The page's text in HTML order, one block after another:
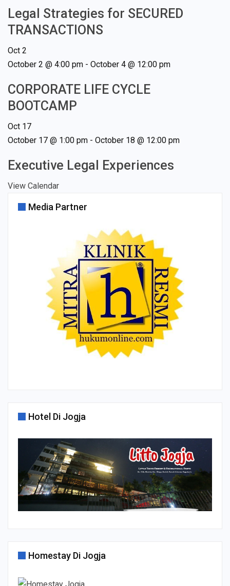
Legal Strategies for SECURED
TRANSACTIONS
Oct 2
October 2 @ 4:00 pm - October 4 @ 12:00 pm
CORPORATE LIFE CYCLE
BOOTCAMP
Oct 17
October 17 @ 1:00 pm - October 18 @ 12:00 pm
Executive Legal Experiences
View Calendar
Media Partner
Hotel Di Jogja
Homestay Di Jogja